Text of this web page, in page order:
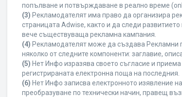
попълване и потвърждаване в реално време
(3) Рекламодателят има право да организира
страницата Adwise, както и да следи
вече съществуваща рекламна кампания.
(4) Рекламодателят може да създава Рекламни
няколко от следните компоненти: заглавие,
(5) Нет Инфо изразява своето съгласие и
регистрираната електронна поща на последния.
(6) Нет Инфо записва електронното изявление
преобразуване по технически начин, правещ